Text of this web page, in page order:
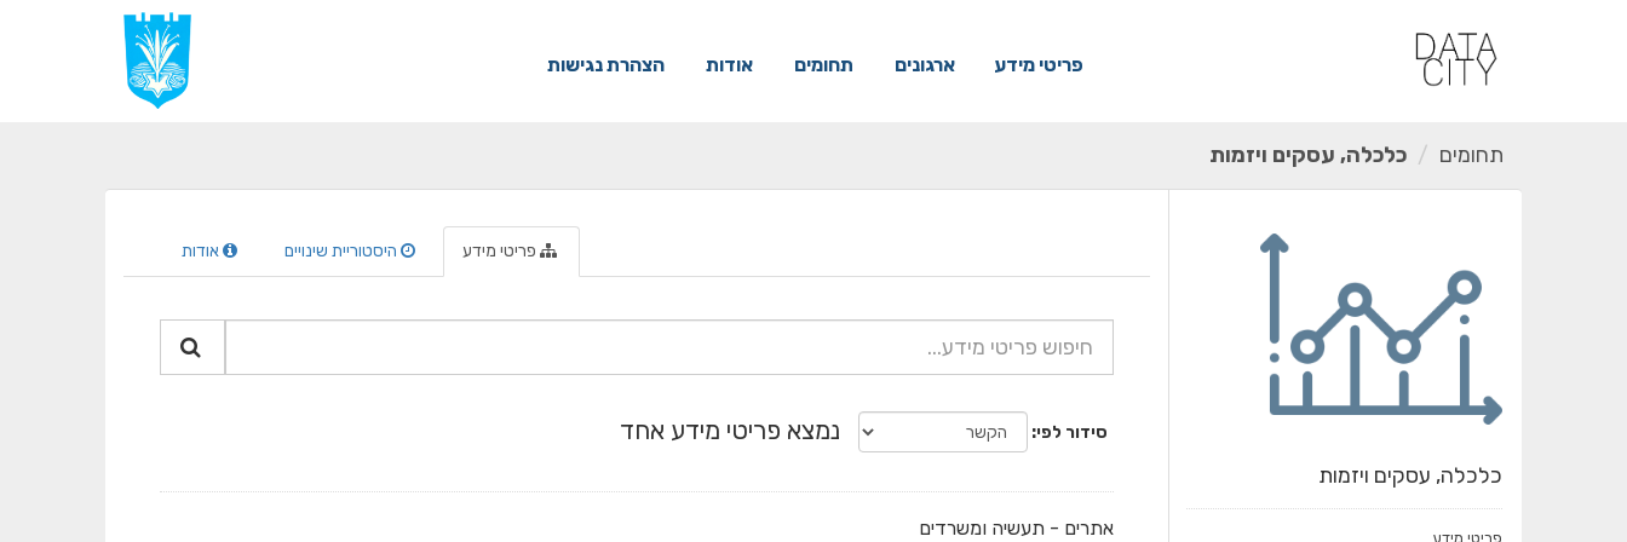
פריטי מידע ארגונים תחומים אודות הצהרת נגישות
תחומים כלכלה, עסקים ויזמות
כלכלה, עסקים ויזמות
פריטי מידע
פריטי מידע היסטוריית שינויים אודות
סידור לפי נמצא פריטי מידע אחד
אתרים - תעשיה ומשרדים